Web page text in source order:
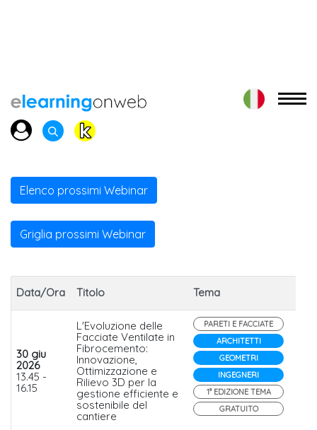
Elenco prossimi Webinar
Griglia prossimi Webinar
Data/Ora Titolo Tema
30 giu
2026
13.45 -
16.15
L'Evoluzione delle
Facciate Ventilate in
Fibrocemento:
Innovazione,
Ottimizzazione e
Rilievo 3D per la
gestione efficiente e
sostenibile del
cantiere
PARETI E FACCIATE
ARCHITETTI
GEOMETRI
INGEGNERI
1° EDIZIONE TEMA
GRATUITO